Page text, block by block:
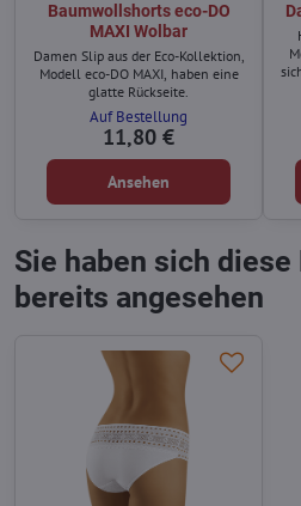
Baumwollshorts eco-DO
MAXI Wolbar
Damen Slip aus der Eco-Kollektion,
Modell eco-DO MAXI, haben eine
glatte Rückseite.
Auf Bestellung
11,80 €
Ansehen
Sie haben sich diese
bereits angesehen